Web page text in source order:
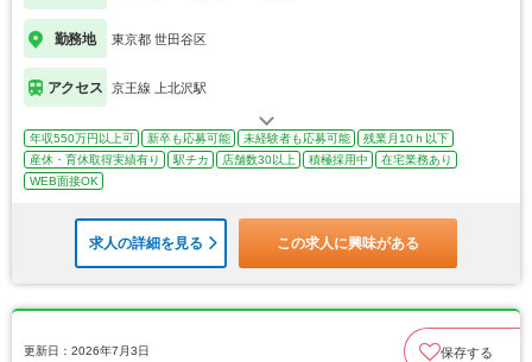
勤務地 東京都 世田谷区
アクセス 京王線 上北沢駅
年収550万円以上可 新卒も応募可能 未経験者も応募可能
残業月10ｈ以下
産休・育休取得実績有り
駅チカ 店舗数30以上 積極採用中
在宅業務あり
WEB面接OK
求人の詳細を見る この求人に興味がある
更新日：2026年7月3日 保存する